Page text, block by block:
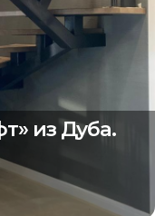
из Дуба.